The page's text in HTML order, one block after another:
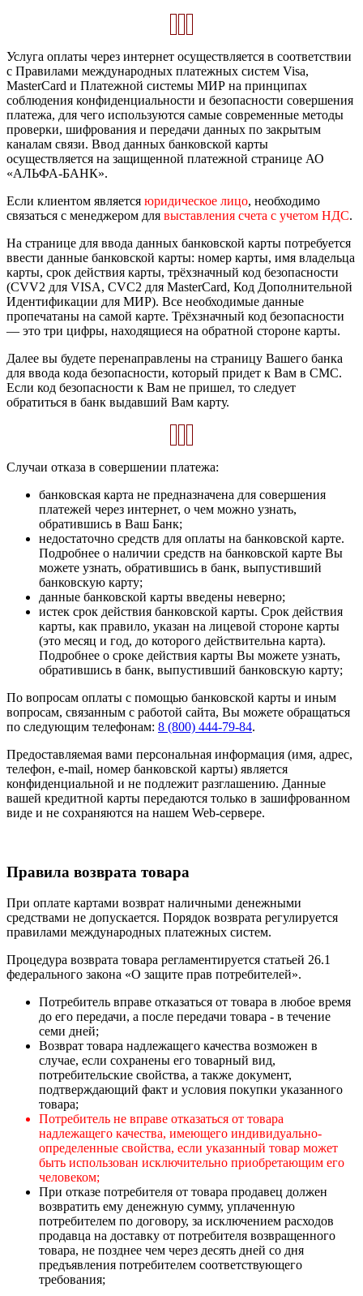
Услуга оплаты через интернет осуществляется в соответствии
с Правилами международных платежных систем Visa,
MasterCard и Платежной системы МИР на принципах
соблюдения конфиденциальности и безопасности совершения
платежа, для чего используются самые современные методы
проверки, шифрования и передачи данных по закрытым
каналам связи. Ввод данных банковской карты
осуществляется на защищенной платежной странице АО
«АЛЬФА-БАНК».
Если клиентом является юридическое лицо, необходимо
связаться с менеджером для выставления счета с учетом НДС.
На странице для ввода данных банковской карты потребуется
ввести данные банковской карты: номер карты, имя владельца
карты, срок действия карты, трёхзначный код безопасности
(CVV2 для VISA, CVC2 для MasterCard, Код Дополнительной
Идентификации для МИР). Все необходимые данные
пропечатаны на самой карте. Трёхзначный код безопасности
— это три цифры, находящиеся на обратной стороне карты.
Далее вы будете перенаправлены на страницу Вашего банка
для ввода кода безопасности, который придет к Вам в СМС.
Если код безопасности к Вам не пришел, то следует
обратиться в банк выдавший Вам карту.
Случаи отказа в совершении платежа:
банковская карта не предназначена для совершения
платежей через интернет, о чем можно узнать,
обратившись в Ваш Банк;
недостаточно средств для оплаты на банковской карте.
Подробнее о наличии средств на банковской карте Вы
можете узнать, обратившись в банк, выпустивший
банковскую карту;
данные банковской карты введены неверно;
истек срок действия банковской карты. Срок действия
карты, как правило, указан на лицевой стороне карты
(это месяц и год, до которого действительна карта).
Подробнее о сроке действия карты Вы можете узнать,
обратившись в банк, выпустивший банковскую карту;
По вопросам оплаты с помощью банковской карты и иным
вопросам, связанным с работой сайта, Вы можете обращаться
по следующим телефонам: 8 (800) 444-79-84.
Предоставляемая вами персональная информация (имя, адрес,
телефон, e-mail, номер банковской карты) является
конфиденциальной и не подлежит разглашению. Данные
вашей кредитной карты передаются только в зашифрованном
виде и не сохраняются на нашем Web-сервере.
Правила возврата товара
При оплате картами возврат наличными денежными
средствами не допускается. Порядок возврата регулируется
правилами международных платежных систем.
Процедура возврата товара регламентируется статьей 26.1
федерального закона «О защите прав потребителей».
Потребитель вправе отказаться от товара в любое время
до его передачи, а после передачи товара - в течение
семи дней;
Возврат товара надлежащего качества возможен в
случае, если сохранены его товарный вид,
потребительские свойства, а также документ,
подтверждающий факт и условия покупки указанного
товара;
Потребитель не вправе отказаться от товара
надлежащего качества, имеющего индивидуально-
определенные свойства, если указанный товар может
быть использован исключительно приобретающим его
человеком;
При отказе потребителя от товара продавец должен
возвратить ему денежную сумму, уплаченную
потребителем по договору, за исключением расходов
продавца на доставку от потребителя возвращенного
товара, не позднее чем через десять дней со дня
предъявления потребителем соответствующего
требования;